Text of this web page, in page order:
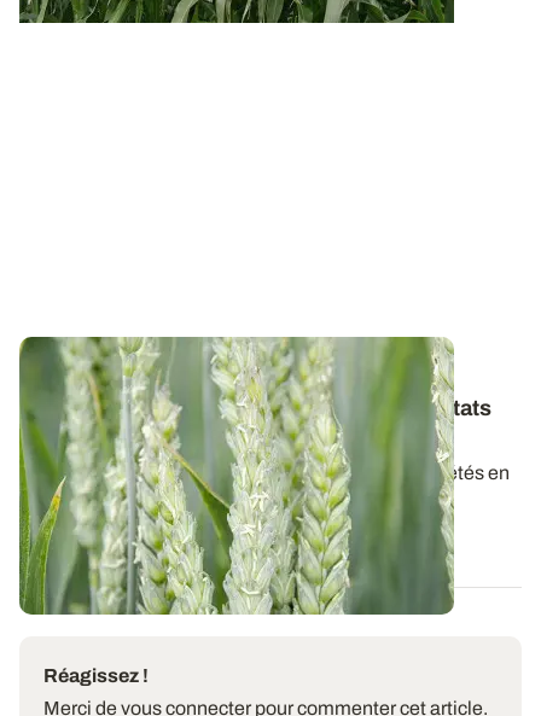
BRETAGNE
Variétés de blé tendre : les premiers résultats
2026
Retrouvez la synthèse provisoire des résultats variétés en
blé tendre pour la récolte 2026...
07 AOÛT 2026
Réagissez !
Merci de vous connecter pour commenter cet article.